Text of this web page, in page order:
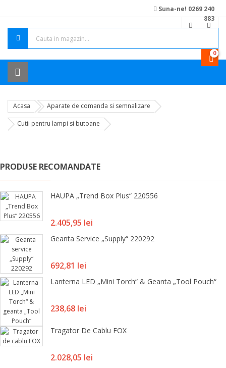
Suna-ne! 0269 240
883
0
Acasa Aparate de comanda si semnalizare
Cutii pentru lampi si butoane
PRODUSE RECOMANDATE
HAUPA „Trend Box Plus“ 220556
Pret
2.405,95 lei
Geanta Service „Supply“ 220292
Pret
692,81 lei
Lanterna LED „Mini Torch“ & Geanta „Tool Pouch“
Pret
238,68 lei
Tragator De Cablu FOX
Pret
2.028,05 lei